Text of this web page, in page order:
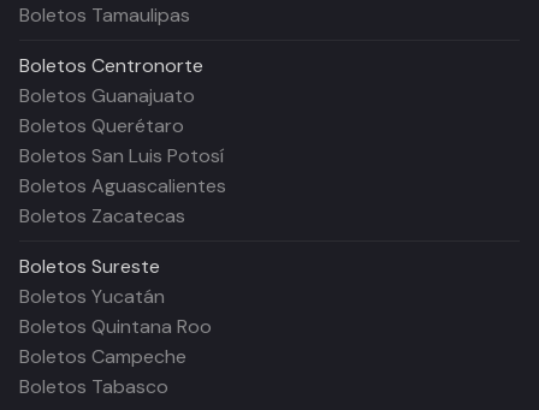
Boletos Tamaulipas
Boletos Centronorte
Boletos Guanajuato
Boletos Querétaro
Boletos San Luis Potosí
Boletos Aguascalientes
Boletos Zacatecas
Boletos Sureste
Boletos Yucatán
Boletos Quintana Roo
Boletos Campeche
Boletos Tabasco